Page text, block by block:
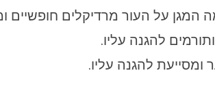
המגן על העור מרדיקלים חופשיים
להגנה עליו.
להגנה עליו.